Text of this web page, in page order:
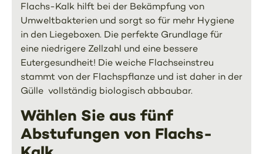
Flachs-Kalk hilft bei der Bekämpfung von
Umweltbakterien und sorgt so für mehr Hygiene
in den Liegeboxen. Die perfekte Grundlage für
eine niedrigere Zellzahl und eine bessere
Eutergesundheit! Die weiche Flachseinstreu
stammt von der Flachspflanze und ist daher in der
Gülle vollständig biologisch abbaubar.
Wählen Sie aus fünf
Abstufungen von Flachs-